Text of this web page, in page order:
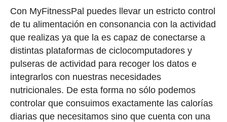
Con MyFitnessPal puedes llevar un estricto control
de tu alimentación en consonancia con la actividad
que realizas ya que la es capaz de conectarse a
distintas plataformas de ciclocomputadores y
pulseras de actividad para recoger los datos e
integrarlos con nuestras necesidades
nutricionales. De esta forma no sólo podemos
controlar que consuimos exactamente las calorías
diarias que necesitamos sino que cuenta con una